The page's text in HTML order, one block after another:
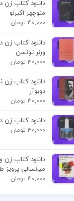
دانلود کتاب زن
منوچهر اکبرلو
30,000 تومان
دانلود کتاب
ورنر تونسن
30,000 تومان
دانلود کتاب زن
دوبوآر
30,000 تومان
دانلود کتاب
30,000 تومان
دانلود کتاب زن و
میانسالی پرویز
30,000 تومان